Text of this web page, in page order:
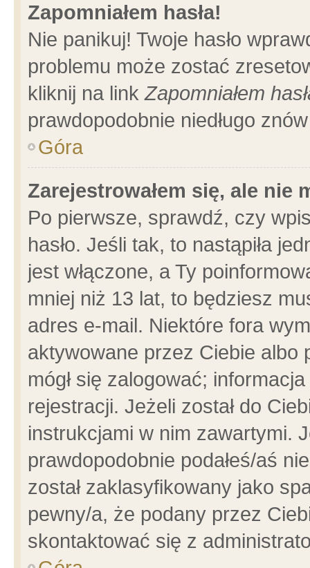
Zapomniałem hasła!
Nie panikuj! Twoje hasło
problemu może zostać
kliknij na linkZapomniałem
prawdopodobnie niedługo
Góra
Zarejestrowałem się, ale nie
Po pierwsze, sprawdź, czy
hasło. Jeśli tak, to nastąpiła
jest włączone, a Ty
mniej niż 13 lat, to będziesz
adres e-mail. Niektóre fora
aktywowane przez Ciebie albo
mógł się zalogować;
rejestracji. Jeżeli został do
instrukcjami w nim zawartymi.
prawdopodobnie podałeś/aś
został zaklasyfikowany jako
pewny/a, że podany przez
skontaktować się z